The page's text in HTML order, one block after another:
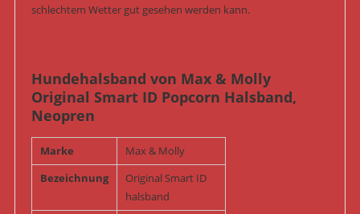
schlechtem Wetter gut gesehen werden kann.
Hundehalsband von Max & Molly
Original Smart ID Popcorn Halsband,
Neopren
Marke
Max & Molly
Bezeichnung
Original Smart ID
halsband